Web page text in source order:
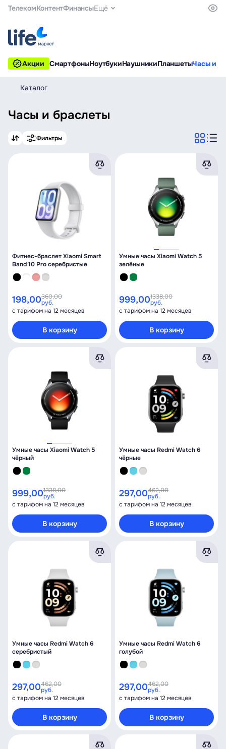
ТелекомКонтентФинансыЕщё
Акции СмартфоныНоутбукиНаушникиПланшетыЧасы и
Каталог
Часы и браслеты
Фильтры
Фитнес-браслет Xiaomi Smart
Band 10 Pro серебристые
198,00360,00
руб.
с тарифом на 12 месяцев
В корзину
Умные часы Xiaomi Watch 5
зелёные
999,001338,00
руб.
с тарифом на 12 месяцев
В корзину
Умные часы Xiaomi Watch 5
чёрный
999,001338,00
руб.
с тарифом на 12 месяцев
В корзину
Умные часы Redmi Watch 6
чёрные
297,00462,00
руб.
с тарифом на 12 месяцев
В корзину
Умные часы Redmi Watch 6
серебристый
297,00462,00
руб.
с тарифом на 12 месяцев
В корзину
Умные часы Redmi Watch 6
голубой
297,00462,00
руб.
с тарифом на 12 месяцев
В корзину